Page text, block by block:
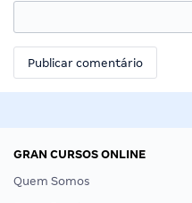
GRAN CURSOS ONLINE
Quem Somos